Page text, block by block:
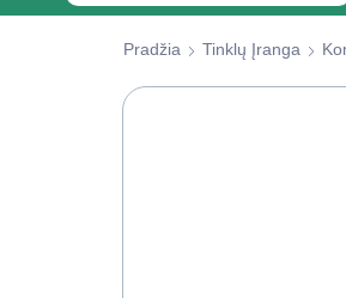
Pradžia Tinklų Įranga